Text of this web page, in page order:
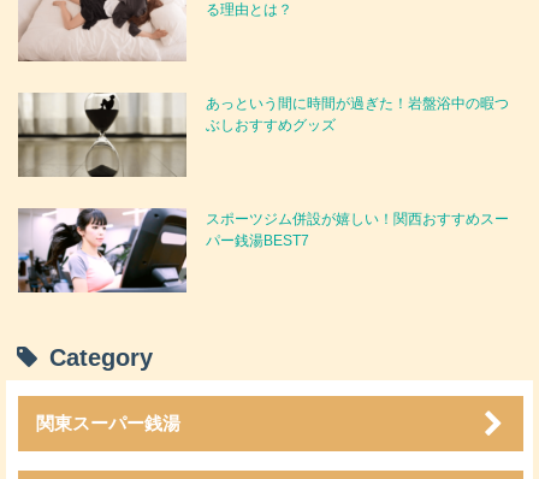
る理由とは？
あっという間に時間が過ぎた！岩盤浴中の暇つ
ぶしおすすめグッズ
スポーツジム併設が嬉しい！関西おすすめスー
パー銭湯BEST7
Category
関東スーパー銭湯